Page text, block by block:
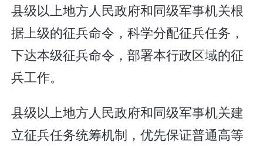
县级以上地方人民政府和同级军事机关根
据上级的征兵命令，科学分配征兵任务，
下达本级征兵命令，部署本行政区域的征
兵工作。
县级以上地方人民政府和同级军事机关建
立征兵任务统筹机制，优先保证普通高等